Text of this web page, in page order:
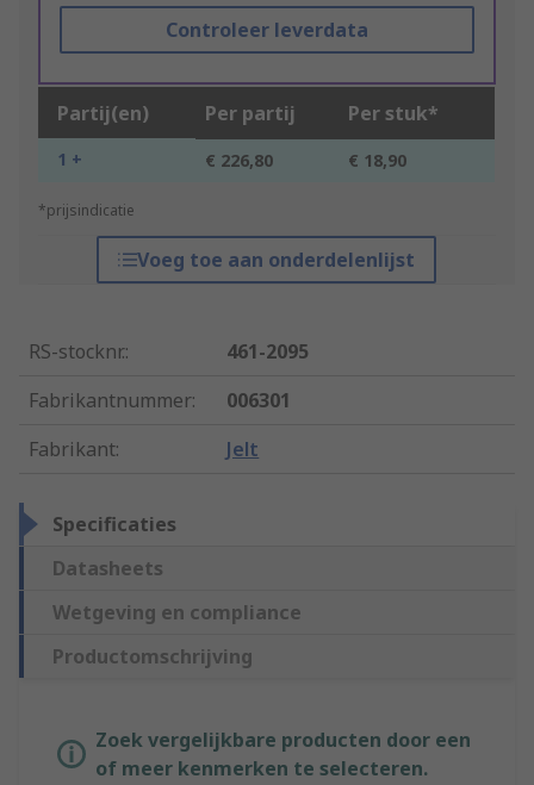
Controleer leverdata
Partij(en) Per partij Per stuk*
1 + € 226,80 € 18,90
*prijsindicatie
Voeg toe aan onderdelenlijst
RS-stocknr.:
461-2095
Fabrikantnummer:
006301
Fabrikant: Jelt
Specificaties
Datasheets
Wetgeving en compliance
Productomschrijving
Zoek vergelijkbare producten door een
of meer kenmerken te selecteren.